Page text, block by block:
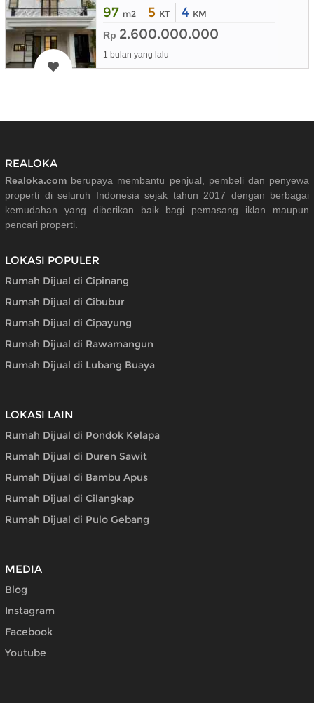
97 m2 5 KT 4 KM
Rp 2.600.000.000
1 bulan yang lalu
REALOKA
Realoka.com berupaya membantu penjual, pembeli dan penyewa
properti di seluruh Indonesia sejak tahun 2017 dengan berbagai
kemudahan yang diberikan baik bagi pemasang iklan maupun
pencari properti.
LOKASI POPULER
Rumah Dijual di Cipinang
Rumah Dijual di Cibubur
Rumah Dijual di Cipayung
Rumah Dijual di Rawamangun
Rumah Dijual di Lubang Buaya
LOKASI LAIN
Rumah Dijual di Pondok Kelapa
Rumah Dijual di Duren Sawit
Rumah Dijual di Bambu Apus
Rumah Dijual di Cilangkap
Rumah Dijual di Pulo Gebang
MEDIA
Blog
Instagram
Facebook
Youtube